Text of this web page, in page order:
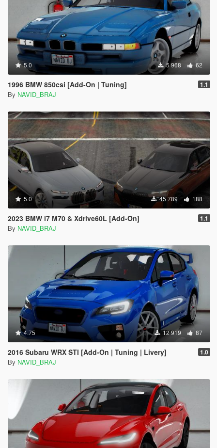
5.0 5 968 62
1996 BMW 850csi [Add-On | Tuning] 1.1
By NAVID_BRAJ
5.0 45 789 188
2023 BMW i7 M70 & Xdrive60L [Add-On] 1.1
By NAVID_BRAJ
4.75 12 919 87
2016 Subaru WRX STI [Add-On | Tuning | Livery] 1.0
By NAVID_BRAJ